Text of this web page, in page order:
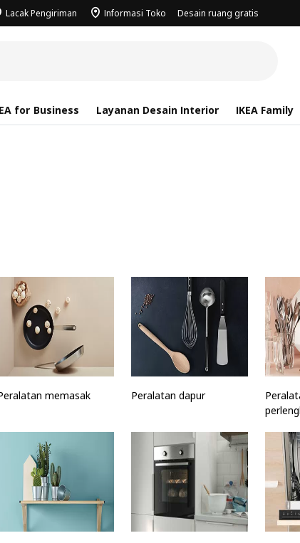
Lacak Pengiriman Informasi Toko Desain ruang gratis
for Business Layanan Desain Interior IKEA Family
memasak Peralatan dapur